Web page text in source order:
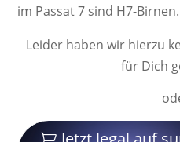
im Passat 7 sind H7-Birnen.
Leider haben wir hierzu
für Dich